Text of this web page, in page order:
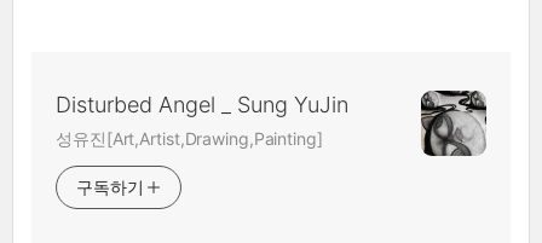
Disturbed Angel _ Sung YuJin
성유진[Art,Artist,Drawing,Painting]
구독하기